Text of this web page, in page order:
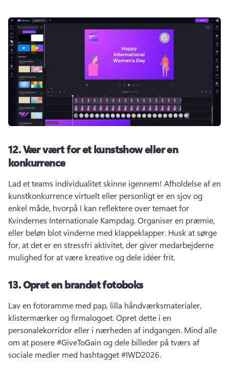
12.Vær vært for et kunstshow eller en
konkurrence
Lad et teams individualitet skinne igennem! Afholdelse af en
kunstkonkurrence virtuelt eller personligt er en sjov og
enkel måde, hvorpå I kan reflektere over temaet for
Kvindernes Internationale Kampdag. Organiser en præmie,
eller beløn blot vinderne med klappeklapper. Husk at sørge
for, at det er en stressfri aktivitet, der giver medarbejderne
mulighed for at være kreative og dele idéer frit.
13.Opret en brandet fotoboks
Lav en fotoramme med pap, lilla håndværksmaterialer,
klistermærker og firmalogoet. Opret dette i en
personalekorridor eller i nærheden af indgangen. Mind alle
om at posere #GiveToGain og dele billeder på tværs af
sociale medier med hashtagget #IWD2026.